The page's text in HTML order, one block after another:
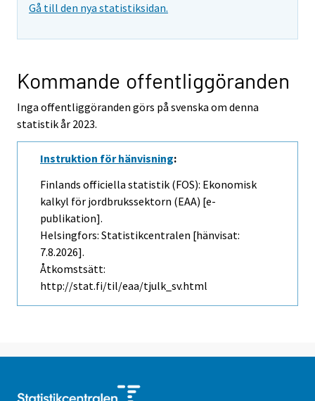
Gå till den nya statistiksidan.
Kommande offentliggöranden
Inga offentliggöranden görs på svenska om denna
statistik år 2023.
Instruktion för hänvisning:
Finlands officiella statistik (FOS): Ekonomisk
kalkyl för jordbrukssektorn (EAA) [e-
publikation].
Helsingfors: Statistikcentralen [hänvisat:
7.8.2026].
Åtkomstsätt:
http://stat.fi/til/eaa/tjulk_sv.html